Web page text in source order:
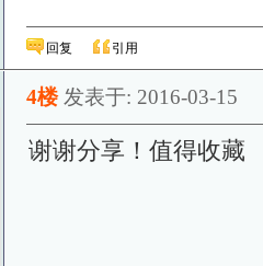
回复 引用
4楼 发表于: 2016-03-15
谢谢分享！值得收藏